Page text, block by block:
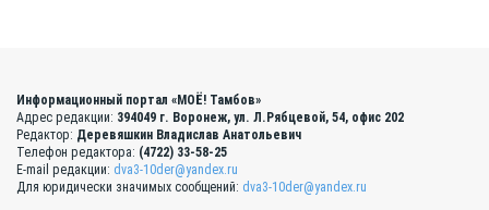
Информационный портал «МОЁ! Тамбов»
Адрес редакции: 394049 г. Воронеж, ул. Л.Рябцевой, 54, офис 202
Редактор: Деревяшкин Владислав Анатольевич
Телефон редактора: (4722) 33-58-25
E-mail редакции: dva3-10der@yandex.ru
Для юридически значимых сообщений: dva3-10der@yandex.ru